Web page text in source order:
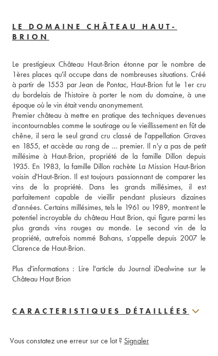
LE DOMAINE CHÂTEAU HAUT-
BRION
Le prestigieux Château Haut-Brion étonne par le nombre de
1ères places qu'il occupe dans de nombreuses situations. Créé
à partir de 1553 par Jean de Pontac, Haut-Brion fut le 1er cru
du bordelais de l'histoire à porter le nom du domaine, à une
époque où le vin était vendu anonymement.
Premier château à mettre en pratique des techniques devenues
incontournables comme le soutirage ou le vieillissement en fût de
chêne, il sera le seul grand cru classé de l'appellation Graves
en 1855, et accède au rang de ... premier. Il n'y a pas de petit
millésime à Haut-Brion, propriété de la famille Dillon depuis
1935. En 1983, la famille Dillon rachète La Mission Haut-Brion
voisin d'Haut-Brion. Il est toujours passionnant de comparer les
vins de la propriété. Dans les grands millésimes, il est
parfaitement capable de vieillir pendant plusieurs dizaines
d'années. Certains millésimes, tels le 1961 ou 1989, montrent le
potentiel incroyable du château Haut Brion, qui figure parmi les
plus grands vins rouges au monde. Le second vin de la
propriété, autrefois nommé Bahans, s'appelle depuis 2007 le
Clarence de Haut-Brion.
Plus d'informations : Lire l'article du Journal iDealwine sur le
Château Haut Brion
CARACTERISTIQUES DÉTAILLÉES
Vous constatez une erreur sur ce lot ? Signaler